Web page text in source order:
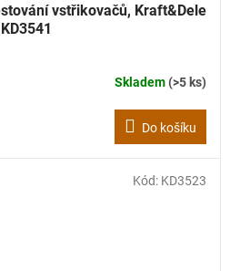
vstřikovačů, Kraft&Dele
KD3541
Skladem(>5 ks)
Do košíku
Kód: KD3523